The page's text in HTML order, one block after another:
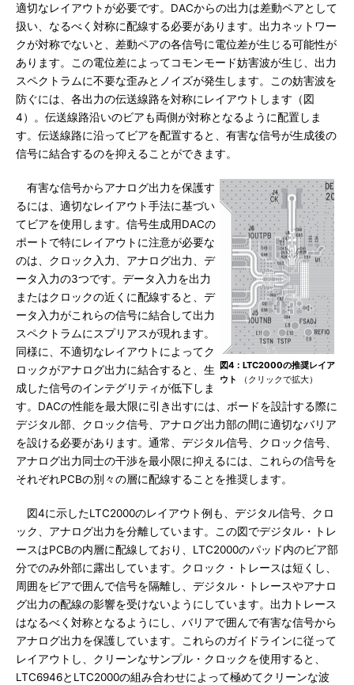
適切なレイアウトが必要です。DACからの出力は差動ペアとして
扱い、なるべく対称に配線する必要があります。出力ネットワー
クが対称でないと、差動ペアの各信号に電位差が生じる可能性が
あります。この電位差によってコモンモード妨害波が生じ、出力
スペクトラムに不要な歪みとノイズが発生します。この妨害波を
防ぐには、各出力の伝送線路を対称にレイアウトします（図
4）。伝送線路沿いのビアも両側が対称となるように配置しま
す。伝送線路に沿ってビアを配置すると、有害な信号が生成後の
信号に結合するのを抑えることができます。
図4：LTC2000の推奨レイア
ウト
（クリックで拡大）
有害な信号からアナログ出力を保護す
るには、適切なレイアウト手法に基づい
てビアを使用します。信号生成用DACの
ポートで特にレイアウトに注意が必要な
のは、クロック入力、アナログ出力、デ
ータ入力の3つです。データ入力を出力
またはクロックの近くに配線すると、デ
ータ入力がこれらの信号に結合して出力
スペクトラムにスプリアスが現れます。
同様に、不適切なレイアウトによってク
ロックがアナログ出力に結合すると、生
成した信号のインテグリティが低下しま
す。DACの性能を最大限に引き出すには、ボードを設計する際に
デジタル部、クロック信号、アナログ出力部の間に適切なバリア
を設ける必要があります。通常、デジタル信号、クロック信号、
アナログ出力同士の干渉を最小限に抑えるには、これらの信号を
それぞれPCBの別々の層に配線することを推奨します。
図4に示したLTC2000のレイアウト例も、デジタル信号、クロ
ック、アナログ出力を分離しています。この図でデジタル・トレ
ースはPCBの内層に配線しており、LTC2000のパッド内のビア部
分でのみ外部に露出しています。クロック・トレースは短くし、
周囲をビアで囲んで信号を隔離し、デジタル・トレースやアナロ
グ出力の配線の影響を受けないようにしています。出力トレース
はなるべく対称となるようにし、バリアで囲んで有害な信号から
アナログ出力を保護しています。これらのガイドラインに従って
レイアウトし、クリーンなサンプル・クロックを使用すると、
LTC6946とLTC2000の組み合わせによって極めてクリーンな波